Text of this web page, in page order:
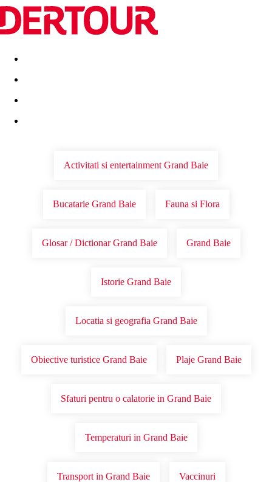
Destinatii Vacanta perfecta OFERTE DE NERATAT
Activitati si entertainment Grand Baie
Bucatarie Grand Baie Fauna si Flora
Glosar / Dictionar Grand Baie Grand Baie
Istorie Grand Baie
Locatia si geografia Grand Baie
Obiective turistice Grand Baie Plaje Grand Baie
Sfaturi pentru o calatorie in Grand Baie
Temperaturi in Grand Baie
Transport in Grand Baie Vaccinuri